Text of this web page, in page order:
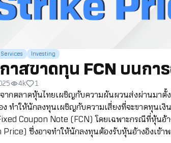
Services Investing
าสขาดทุน FCN บนก
4k 1
ตลาดหุ้นไทยเผชิญกับความผันผวนส่งผ่านมาตั้ง
ง ทำให้นักลงทุนเผชิญกับความเสี่ยงที่จะขาดทุนเ
Coupon Note (FCN) โดยเฉพาะกรณีที่หุ้นอ้
ซึ่งอาจทำให้นักลงทุนต้องรับหุ้นอ้างอิงเข้า